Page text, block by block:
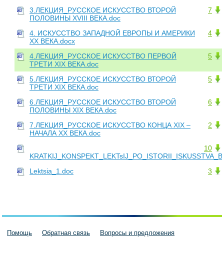
7
3.ЛЕКЦИЯ_РУССКОЕ ИСКУССТВО ВТОРОЙ
ПОЛОВИНЫ XVIII ВЕКА.doc
4
4. ИСКУССТВО ЗАПАДНОЙ ЕВРОПЫ И АМЕРИКИ
XX ВЕКА.docx
5
4.ЛЕКЦИЯ_РУССКОЕ ИСКУССТВО ПЕРВОЙ
ТРЕТИ XIX ВЕКА.doc
5
5.ЛЕКЦИЯ_РУССКОЕ ИСКУССТВО ВТОРОЙ
ТРЕТИ XIX ВЕКА.doc
6
6.ЛЕКЦИЯ_РУССКОЕ ИСКУССТВО ВТОРОЙ
ПОЛОВИНЫ XIX ВЕКА.doc
2
7.ЛЕКЦИЯ_РУССКОЕ ИСКУССТВО КОНЦА XIX –
НАЧАЛА XX ВЕКА.doc
10
3
Lektsia_1.doc
Помощь Обратная связь Вопросы и предложения